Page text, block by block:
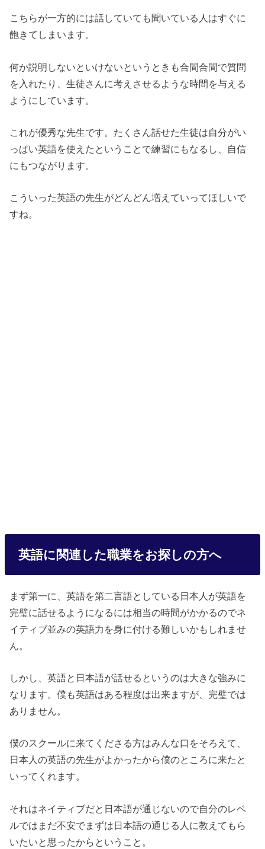
こちらが一方的には話していても聞いている人はすぐに
飽きてしまいます。
何か説明しないといけないというときも合間合間で質問
を入れたり、生徒さんに考えさせるような時間を与える
ようにしています。
これが優秀な先生です。たくさん話せた生徒は自分がい
っぱい英語を使えたということで練習にもなるし、自信
にもつながります。
こういった英語の先生がどんどん増えていってほしいで
すね。
英語に関連した職業をお探しの方へ
まず第一に、英語を第二言語としている日本人が英語を
完璧に話せるようになるには相当の時間がかかるのでネ
イティブ並みの英語力を身に付ける難しいかもしれませ
ん。
しかし、英語と日本語が話せるというのは大きな強みに
なります。僕も英語はある程度は出来ますが、完璧では
ありません。
僕のスクールに来てくださる方はみんな口をそろえて、
日本人の英語の先生がよかったから僕のところに来たと
いってくれます。
それはネイティブだと日本語が通じないので自分のレベ
ルではまだ不安でまずは日本語の通じる人に教えてもら
いたいと思ったからということ。